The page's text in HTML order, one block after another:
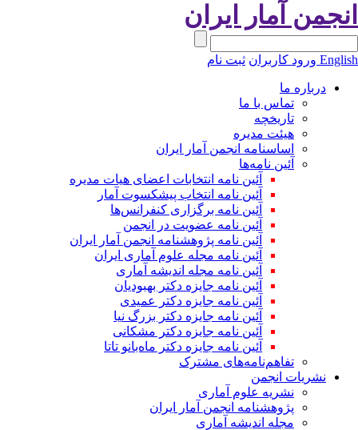
آمار ایران
ورود کاربران ثبت نام
درباره ما
تماس با ما
تاریخچه
هیئت مدیره
اساسنامه انجمن آمار ایران
آئین نامه‌ها
آئین نامه انتخابات اعضای هیات مدیره
آئین نامه انتخاب پیشکسوت آمار
آئین نامه برگزاری کنفرانس‌ها
آئین نامه عضویت در انجمن
آئین نامه پژوهشنامه انجمن آمار ایران
آئین نامه مجله علوم آماری ایران
آئین نامه مجله اندیشه آماری
آئین‌ نامه جایزه دکتر بهبودیان
آئین نامه جایزه دکتر عمیدی
آئین نامه جایزه دکتر بزرگ نیا
آئین نامه جایزه دکتر مشکانی
آئین نامه جایزه دکتر ماه‌بانو تاتا
تفاهم‌نامه‌های مشترک
نشریات انجمن
نشریه علوم آماری
پژوهشنامه انجمن آمار ایران
مجله اندیشه آماری